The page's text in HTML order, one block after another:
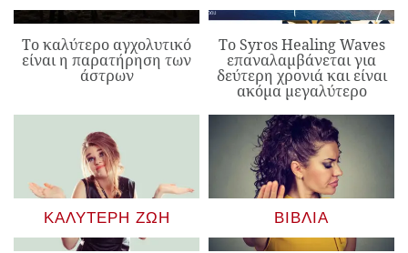
Το καλύτερο αγχολυτικό
είναι η παρατήρηση των
άστρων
Το Syros Healing Waves
επαναλαμβάνεται για
δεύτερη χρονιά και είναι
ακόμα μεγαλύτερο
ΚΑΛΎΤΕΡΗ ΖΩΉ ΒΙΒΛΊΑ